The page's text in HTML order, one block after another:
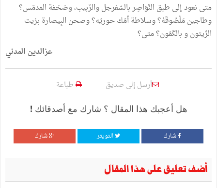
متى نعودإلى طبق النَّوَاصِربالسّفرجلوالزّبيب،وصَحْفة المدمّس؟
وطاجينمَلْصُوقَهْ؟وسلاطةأمّكحوريّه؟وصحن البِيصارة بزيت
الزّيتونوبالكَمّون؟متى؟
عزالدين المدني
أرسل إلى صديق طباعة
هل أعجبك هذا المقال ؟ شارك مع أصدقائك !
شارك التويتر شارك
أضف تعليق على هذا المقال